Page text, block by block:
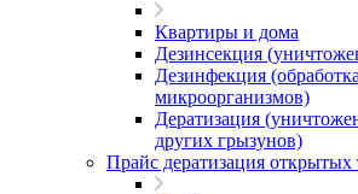
Квартиры и дома
Дезинсекция
Дезинфекция
микроорганизмов)
Дератизация
других грызунов)
Прайс дератизация открытых